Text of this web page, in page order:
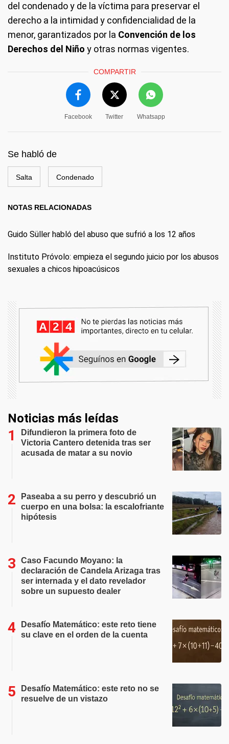
del condenado y de la víctima para preservar el
derecho a la intimidad y confidencialidad de la
menor, garantizados por la Convención de los
Derechos del Niño y otras normas vigentes.
COMPARTIR
Facebook Twitter Whatsapp
Se habló de
Salta Condenado
NOTAS RELACIONADAS
Guido Süller​ habló del abuso que sufrió a los 12 años
Instituto Próvolo: empieza el segundo juicio por los abusos
sexuales a chicos hipoacúsicos
Noticias más leídas
Difundieron la primera foto de
Victoria Cantero detenida tras ser
acusada de matar a su novio
Paseaba a su perro y descubrió un
cuerpo en una bolsa: la escalofriante
hipótesis
Caso Facundo Moyano: la
declaración de Candela Arizaga tras
ser internada y el dato revelador
sobre un supuesto dealer
Desafío Matemático: este reto tiene
su clave en el orden de la cuenta
Desafío Matemático: este reto no se
resuelve de un vistazo